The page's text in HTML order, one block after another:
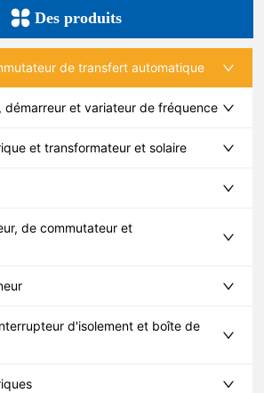
Des produits
de transfert automatique
démarreur et variateur de fréquence
et transformateur et solaire
de commutateur et
d'isolement et boîte de